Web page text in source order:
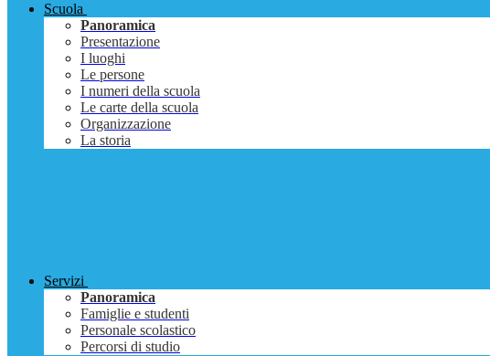
Scuola
Panoramica
Presentazione
I luoghi
Le persone
I numeri della scuola
Le carte della scuola
Organizzazione
La storia
Servizi
Panoramica
Famiglie e studenti
Personale scolastico
Percorsi di studio